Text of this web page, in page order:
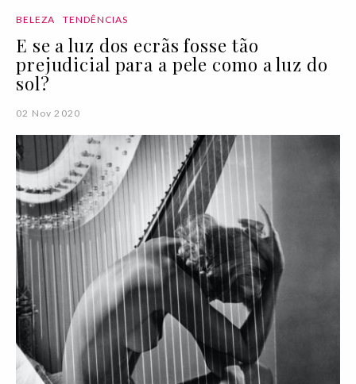
BELEZA TENDÊNCIAS
E se a luz dos ecrãs fosse tão
prejudicial para a pele como a luz do
sol?
02 Nov 2020